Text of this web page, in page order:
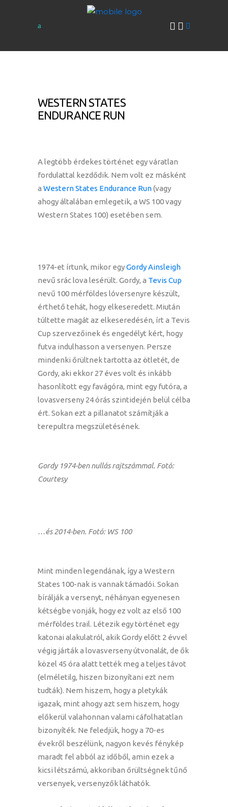
WESTERN STATES
ENDURANCE RUN
A legtöbb érdekes történet egy váratlan
fordulattal kezdődik. Nem volt ez másként
a Western States Endurance Run(vagy
ahogy általában emlegetik, a WS 100 vagy
Western States 100) esetében sem.
1974-et írtunk, mikor egyGordy Ainsleigh
nevű srác lova lesérült. Gordy, a Tevis Cup
nevű 100 mérföldes lóversenyre készült,
érthető tehát, hogy elkeseredett. Miután
túltette magát az elkeseredésén, írt a Tevis
Cup szervezőinek és engedélyt kért, hogy
futva indulhasson a versenyen. Persze
mindenki őrültnek tartotta az ötletét, de
Gordy, aki ekkor 27 éves volt és inkább
hasonlított egy favágóra, mint egy futóra, a
lovasverseny 24 órás szintidején belül célba
ért. Sokan ezt a pillanatot számítják a
terepultra megszületésének.
Gordy 1974-ben nullás rajtszámmal. Fotó:
Courtesy
…és 2014-ben. Fotó: WS 100
Mint minden legendának, így a Western
States 100-nak is vannak támadói. Sokan
bírálják a versenyt, néhányan egyenesen
kétségbe vonják, hogy ez volt az első 100
mérföldes trail. Létezik egy történet egy
katonai alakulatról, akik Gordy előtt 2 évvel
végig járták a lovasverseny útvonalát, de ők
közel 45 óra alatt tették meg a teljes távot
(elméletilg, hiszen bizonyítani ezt nem
tudták). Nem hiszem, hogy a pletykák
igazak, mint ahogy azt sem hiszem, hogy
előkerül valahonnan valami cáfolhatatlan
bizonyíték. Ne feledjük, hogy a 70-es
évekről beszélünk, nagyon kevés fénykép
maradt fel abból az időből, amin ezek a
kicsi létszámú, akkoriban őrültségnek tűnő
versenyek, versenyzők láthatók.